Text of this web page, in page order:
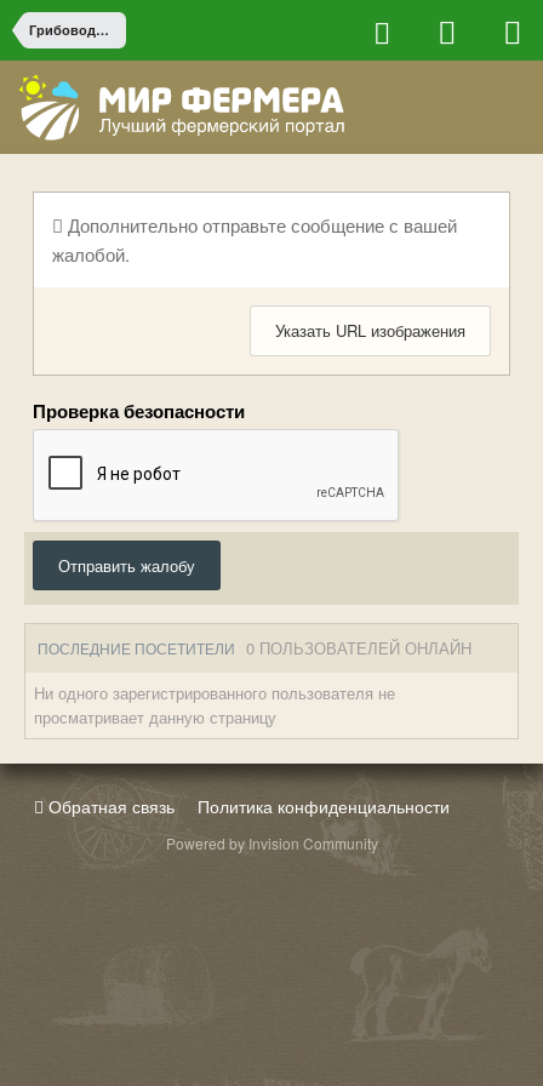
Грибоводство
Дополнительно отправьте сообщение с вашей
жалобой.
Указать URL изображения
Проверка безопасности
Отправить жалобу
ПОСЛЕДНИЕ ПОСЕТИТЕЛИ 0 ПОЛЬЗОВАТЕЛЕЙ ОНЛАЙН
Ни одного зарегистрированного пользователя не
просматривает данную страницу
Обратная связь Политика конфиденциальности
Powered by Invision Community